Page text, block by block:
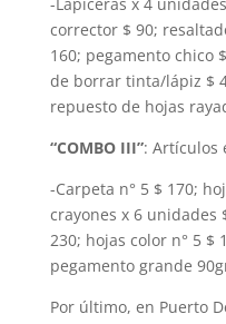
corrector $ 90;
160; pegamento chico
de borrar tinta/lápiz $
repuesto de hojas
“COMBO III”: Artículos
-Carpeta n° 5 $ 170;
crayones x 6 unidades
230; hojas color n° 5 $
pegamento grande
Por último, en Puerto